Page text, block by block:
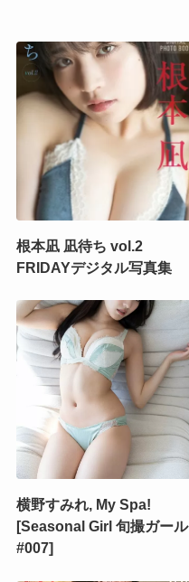
根本凪 凪待ち vol.2
FRIDAYデジタル写真集
横野すみれ, My Spa!
[Seasonal Girl 旬撮ガール
#007]